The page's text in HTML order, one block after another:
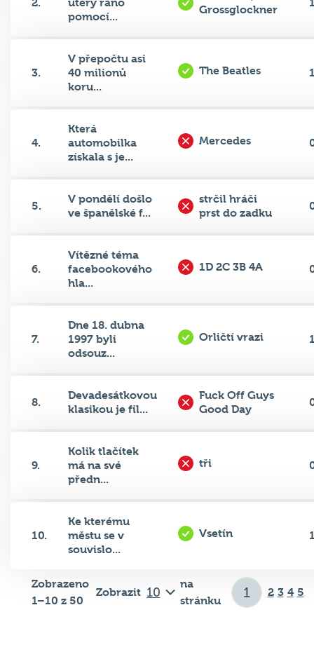
2.
úterý ráno
pomocí...
Grossglockner
3.
V přepočtu asi
40 milionů
koru...
The Beatles
4.
Která
automobilka
získala s je...
Mercedes
5.
V pondělí došlo
ve španělské f...
strčil hráči
prst do zadku
6.
Vítězné téma
facebookového
hla...
1D 2C 3B 4A
7.
Dne 18. dubna
1997 byli
odsouz...
Orličtí vrazi
8.
Devadesátkovou
klasikou je fil...
Fuck Off Guys
Good Day
9.
Kolik tlačítek
má na své
předn...
tři
10.
Ke kterému
městu se v
souvislo...
Vsetín
Zobrazeno
1–10 z 50
Zobrazit
na
stránku
2 3 4 5